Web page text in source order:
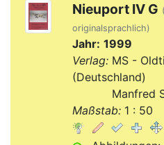
Nieuport IV G
originalsprachlich)
Jahr: 1999
Verlag:MS -
(Deutschland)
Manfred
Maßstab:1 : 50